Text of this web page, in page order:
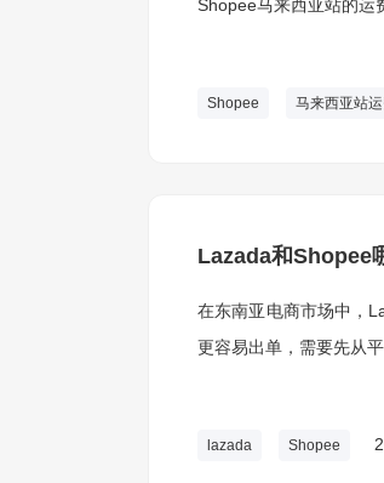
Shopee马来西亚站的运
Shopee 马来西亚站
Lazada和Shopee
在东南亚电商市场中，
更容易出单，需要先从
lazada Shopee